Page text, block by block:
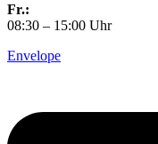
Fr.:
08:30 – 15:00 Uhr
Envelope